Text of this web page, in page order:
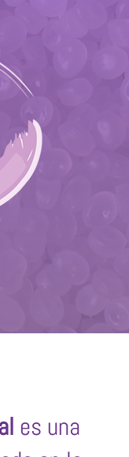
es una